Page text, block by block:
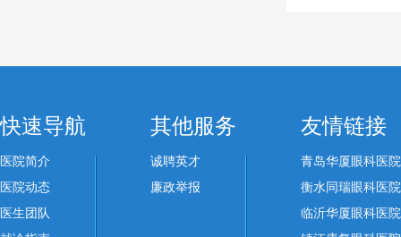
快速导航
医院简介
医院动态
医生团队
其他服务
诚聘英才
廉政举报
友情链接
青岛华厦眼科医院
衡水同瑞眼科医院
临沂华厦眼科医院